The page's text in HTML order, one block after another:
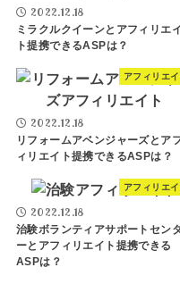
2022.12.18
ミラクルクイーンとアフィリエ
ト提携できるASPは？
アフィリエイ
2022.12.18
リフォームアベンジャーズとア
ィリエイト提携できるASPは？
アフィリエイ
2022.12.18
治験ボランティアサポートセン
ーとアフィリエイト提携できる
ASPは？